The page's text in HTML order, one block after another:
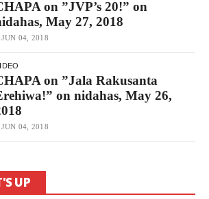
on ”JVP’s 20!” on
May 27, 2018
JUN 04, 2018
on ”Jala Rakusanta
on nidahas, May 26,
JUN 04, 2018
UP